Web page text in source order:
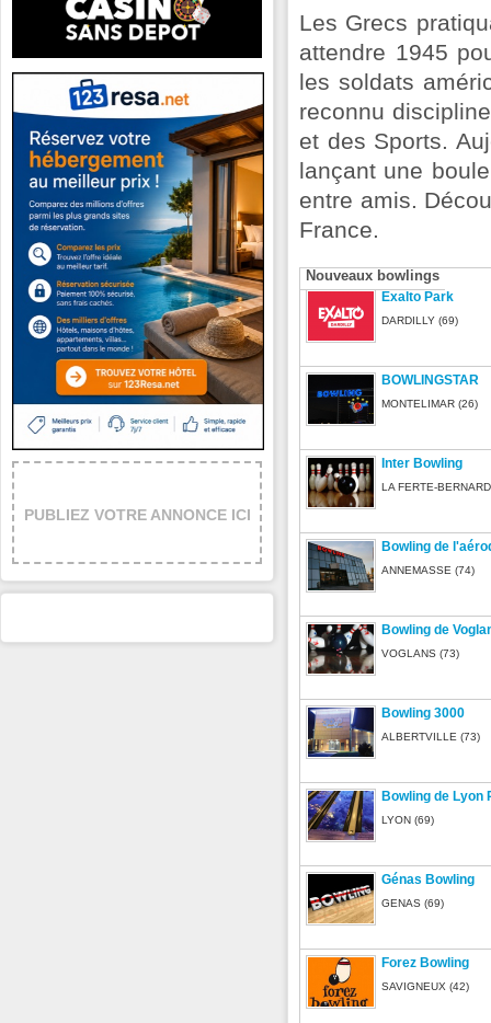
Les Grecs
attendre 1945
les soldats
reconnu
et des Sports.
lançant une
entre amis.
France.
Nouveaux bowlings
Exalto Park
DARDILLY (69)
BOWLINGSTAR
MONTELIMAR (26)
Inter Bowling
LA FERTE-
Bowling de
ANNEMASSE (74)
Bowling de
VOGLANS (73)
Bowling 3000
ALBERTVILLE (73)
Bowling de Lyon
LYON (69)
Génas Bowling
GENAS (69)
Forez Bowling
SAVIGNEUX (42)
PUBLIEZ VOTRE ANNONCE ICI